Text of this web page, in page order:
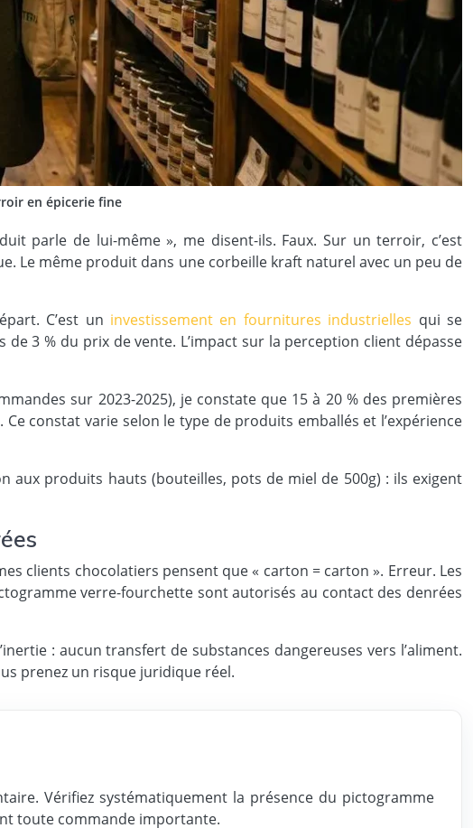
en épicerie fine
parle de lui-même », me disent-ils. Faux. Sur un terroir, c’est
Le même produit dans une corbeille kraft naturel avec un peu de
C’est un investissement en fournitures industrielles qui se
3 % du prix de vente. L’impact sur la perception client dépasse
sur 2023-2025), je constate que 15 à 20 % des premières
constat varie selon le type de produits emballés et l’expérience
aux produits hauts (bouteilles, pots de miel de 500g) : ils exigent
clients chocolatiers pensent que « carton = carton ». Erreur. Les
verre-fourchette sont autorisés au contact des denrées
: aucun transfert de substances dangereuses vers l’aliment.
prenez un risque juridique réel.
Vérifiez systématiquement la présence du pictogramme
toute commande importante.